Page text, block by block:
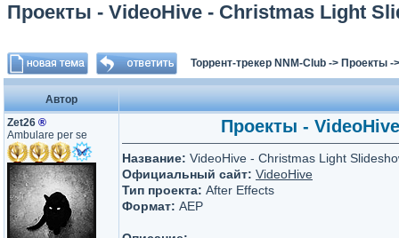
Проекты - VideoHive - Christmas Light
Торрент-трекер NNM-Club -> Проекты -
Автор
Zet26 ®
Ambulare per se
Проекты -
Название: VideoHive - Christmas Light
Официальный сайт: VideoHive
Тип проекта: After Effects
Формат: AEP